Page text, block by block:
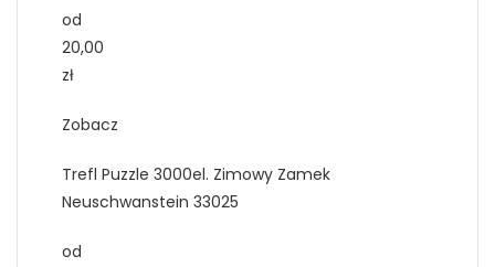
od
20,00
zł
Zobacz
Trefl Puzzle 3000el. Zimowy Zamek
Neuschwanstein 33025
od